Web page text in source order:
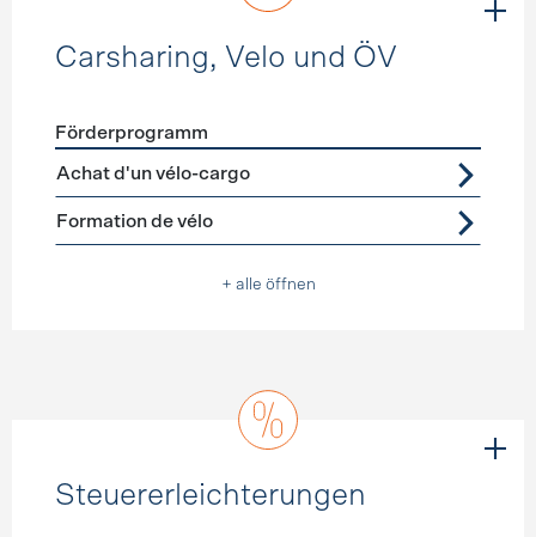
Carsharing, Velo und ÖV
Förderprogramme
Förderprogramm
Achat d'un vélo-cargo
Formation de vélo
+ alle öffnen
Steuererleichterungen